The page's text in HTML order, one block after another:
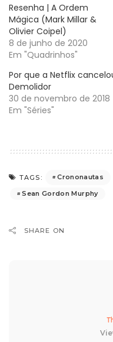
Resenha | A Ordem
Mágica (Mark Millar &
Olivier Coipel)
8 de junho de 2020
Em "Quadrinhos"
Por que a Netflix
Demolidor
30 de novembro de 2018
Em "Séries"
TAGS: Crononautas
Sean Gordon Murphy
SHARE ON